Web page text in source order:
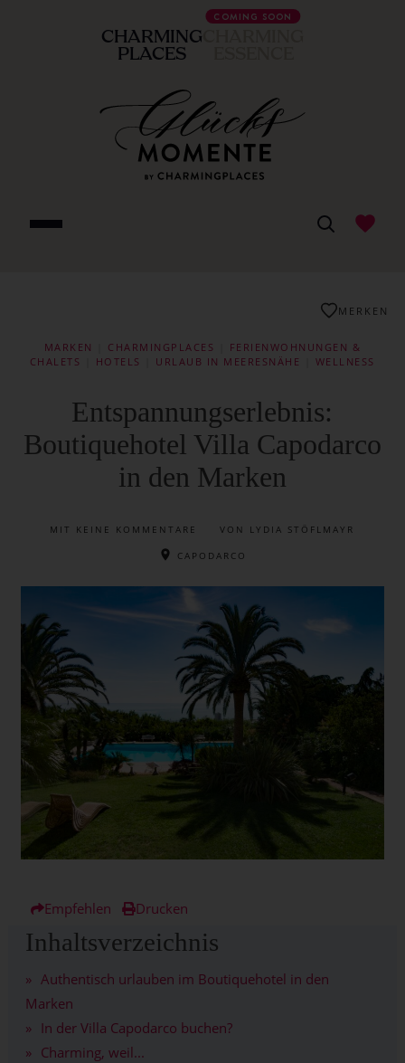
CHARMING
PLACES
COMING SOON
MARKEN CHARMINGPLACES
FERIENWOHNUNGEN &
CHALETS
HOTELS URLAUB IN MEERESNÄHE WELLNESS
Entspannungserlebnis:
Boutiquehotel Villa Capodarco
in den Marken
MIT KEINE KOMMENTARE VON LYDIA STÖFLMAYR
CAPODARCO
MERKEN
Empfehlen Drucken
Inhaltsverzeichnis
Authentisch urlauben im Boutiquehotel in den
Marken
In der Villa Capodarco buchen?
Charming, weil...